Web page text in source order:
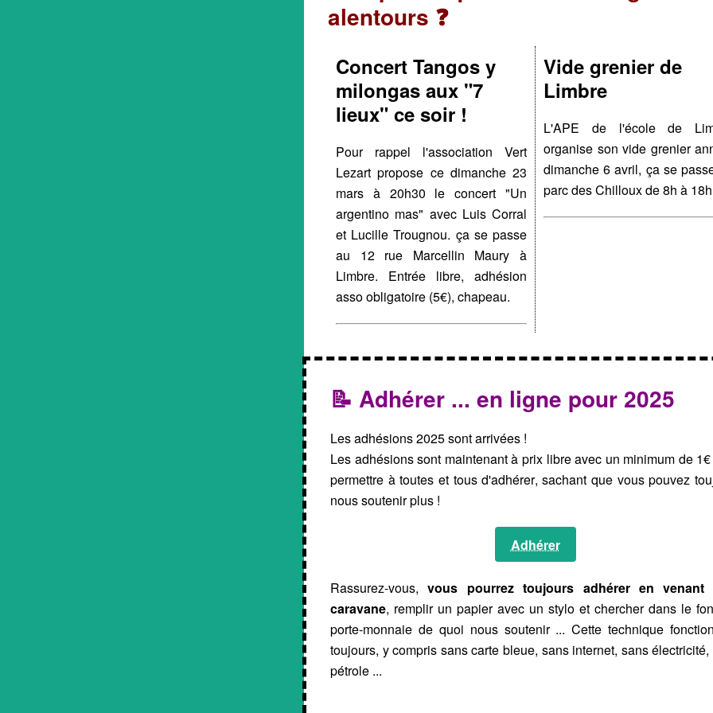
alentours ❓
Concert Tangos y
milongas aux "7
lieux" ce soir !
Pour rappel l'association Vert
Lezart propose ce dimanche 23
mars à 20h30 le concert "Un
argentino mas" avec Luis Corral
et Lucille Trougnou. ça se passe
au 12 rue Marcellin Maury à
Limbre. Entrée libre, adhésion
asso obligatoire (5€), chapeau.
Vide grenier de
Limbre
L'APE de l'école de
organise son vide grenier
dimanche 6 avril, ça se
parc des Chilloux de 8h à
📝 Adhérer ... en ligne pour 2025
Les adhésions 2025 sont arrivées !
Les adhésions sont maintenant à prix libre avec un minimum de
permettre à toutes et tous d'adhérer, sachant que vous pouvez
nous soutenir plus !
Adhérer
Rassurez-vous,vous pourrez toujours adhérer en
caravane, remplir un papier avec un stylo et chercher dans le
porte-monnaie de quoi nous soutenir ... Cette technique
toujours, y compris sans carte bleue, sans internet, sans
pétrole ...